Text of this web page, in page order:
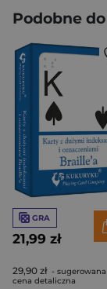
Podobne
GRA
21,99 zł
29,90 zł - sugerowana
cena detaliczna